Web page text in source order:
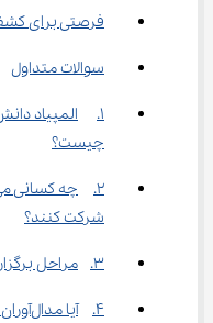
فرصتی برای
سوالات متداول
چیست؟
شرکت کنند؟
3.	مراحل برگزاری المپیاد دانش‌آموزی علوم زمین چگونه است؟